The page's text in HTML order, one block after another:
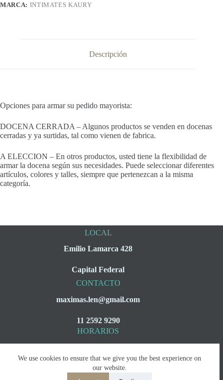
We use cookies to ensure that we give you the best experience on
our website.
MARCA: INTIMATES KAURY
Descripción
Opciones para armar su pedido mayorista:
DOCENA CERRADA – Algunos productos se venden en docenas
cerradas y ya surtidas, tal como vienen de fabrica.
A ELECCION – En otros productos, usted tiene la flexibilidad de
armar la docena según sus necesidades. Puede seleccionar diferentes
artículos, colores y talles, siempre que pertenezcan a la misma
categoría.
LOCAL
Emilio Lamarca 428
Capital Federal
CONTACTO
maximas.len@gmail.com
11 2592 9290
HORARIOS
08:00 a 16:00